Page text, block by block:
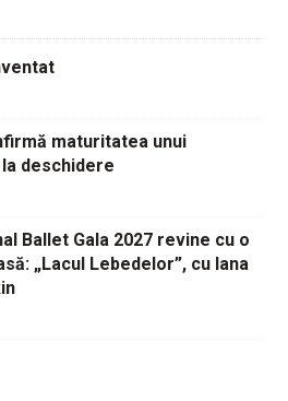
maturitatea unui
deschidere
Ballet Gala 2027 revine cu o
„Lacul Lebedelor”, cu Iana